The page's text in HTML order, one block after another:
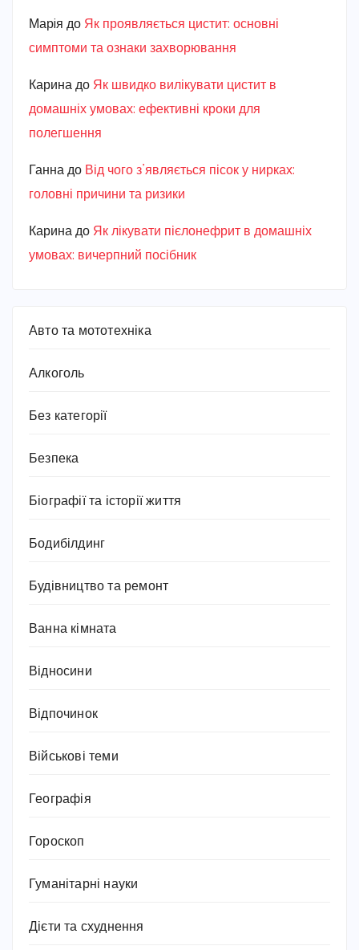
Марiя до Як проявляється цистит: основні
симптоми та ознаки захворювання
Карина до Як швидко вилікувати цистит в
домашніх умовах: ефективні кроки для
полегшення
Ганна до Від чого з’являється пісок у нирках:
головні причини та ризики
Карина до Як лікувати пієлонефрит в домашніх
умовах: вичерпний посібник
Авто та мототехніка
Алкоголь
Без категорії
Безпека
Біографії та історії життя
Бодибілдинг
Будівництво та ремонт
Ванна кімната
Відносини
Відпочинок
Військові теми
Географія
Гороскоп
Гуманітарні науки
Дієти та схуднення